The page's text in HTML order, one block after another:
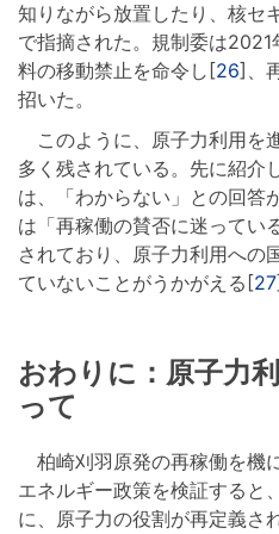
知りながら放置したり、核セ
で指摘された。規制委は
料の移動禁止を命令し[26]、
招いた。
このように、原子力利用を
多く残されている。先に紹介
は、「わからない」との回答
は「再稼働の賛否に迷ってい
されており、原子力利用への
ていないことがうかがえる[27
おわりに：原子力
って
柏崎刈羽原発の再稼働を機
エネルギー政策を検証すると
に、原子力の役割が再定義さ